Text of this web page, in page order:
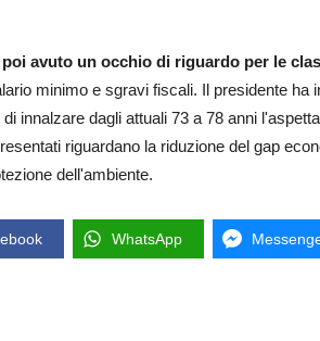
avuto un occhio di riguardo per le
minimo e sgravi fiscali. Il presidente ha
di innalzare dagli attuali 73 a 78 anni
riguardano la riduzione del gap
dell'ambiente.
WhatsApp